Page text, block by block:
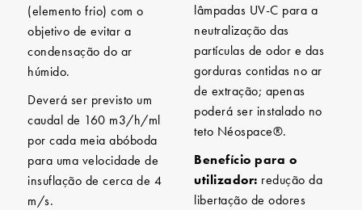
(elemento frio) com o
objetivo de evitar a
condensação do ar
húmido.
Deverá ser previsto um
caudal de 160 m3/h/ml
por cada meia abóboda
para uma velocidade de
insuflação de cerca de 4
m/s.
lâmpadas UV-C para a
neutralização das
partículas de odor e das
gorduras contidas no ar
de extração; apenas
poderá ser instalado no
teto Néospace®.
Benefício para o
utilizador: redução da
libertação de odores